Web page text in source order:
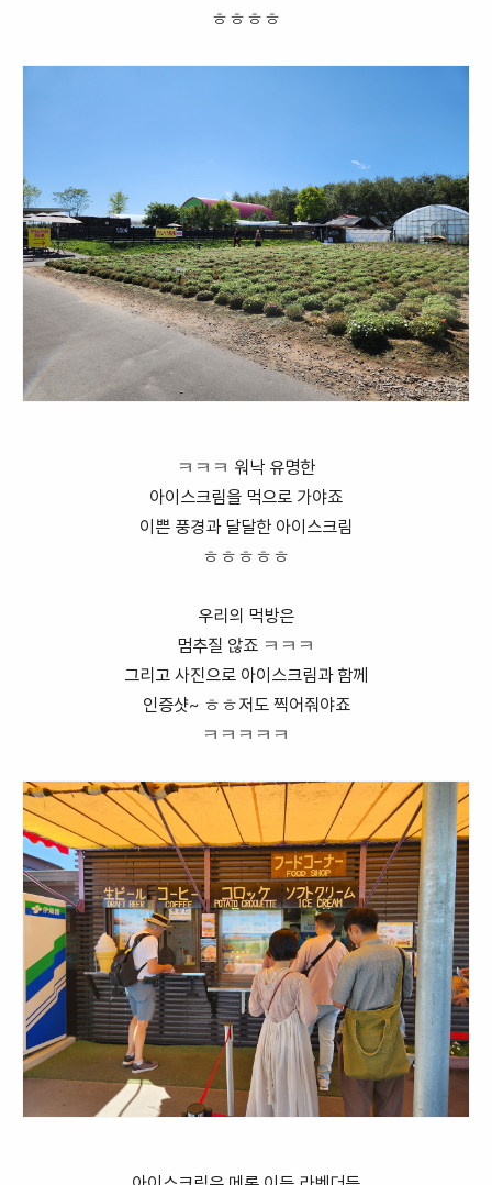
ㅎㅎㅎㅎ
ㅋㅋㅋ 워낙 유명한
아이스크림을 먹으로 가야죠
이쁜 풍경과 달달한 아이스크림
ㅎㅎㅎㅎㅎ
우리의 먹방은
멈추질 않죠 ㅋㅋㅋ
그리고 사진으로 아이스크림과 함께
인증샷~ ㅎㅎ저도 찍어줘야죠
ㅋㅋㅋㅋㅋ